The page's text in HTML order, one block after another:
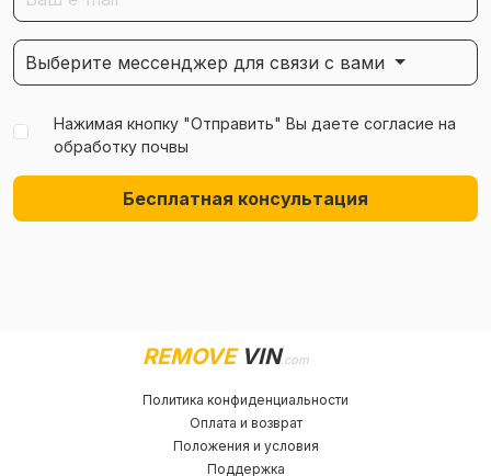
Выберите мессенджер для связи с вами
Нажимая кнопку "Отправить" Вы даете согласие на
обработку почвы
Бесплатная консультация
REMOVEVIN.com
Политика конфиденциальности
Оплата и возврат
Положения и условия
Поддержка